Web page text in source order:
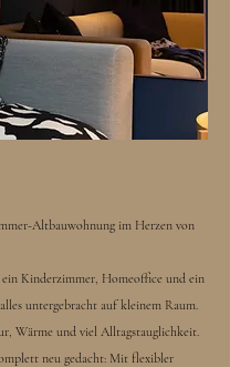
Altbauwohnung im Herzen von
ein Kinderzimmer, Homeoffice und ein
untergebracht auf kleinem Raum.
Wärme und viel Alltagstauglichkeit.
neu gedacht: Mit flexibler